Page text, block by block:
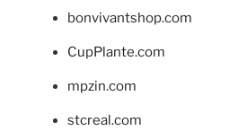
bonvivantshop.com
CupPlante.com
mpzin.com
stcreal.com